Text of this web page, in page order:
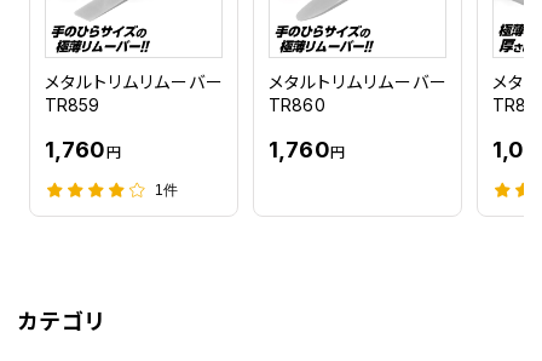
メタルトリムリムーバー
TR859
1,760円
1件
メタルトリムリムーバー
TR860
1,760円
メタ
カテゴリ